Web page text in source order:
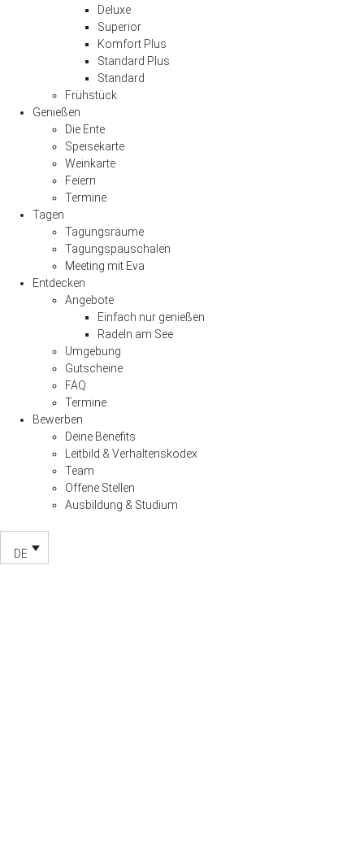
Deluxe
Superior
Komfort Plus
Standard Plus
Standard
Frühstück
Genießen
Die Ente
Speisekarte
Weinkarte
Feiern
Termine
Tagen
Tagungsräume
Tagungspauschalen
Meeting mit Eva
Entdecken
Angebote
Einfach nur genießen
Radeln am See
Umgebung
Gutscheine
FAQ
Termine
Bewerben
Deine Benefits
Leitbild & Verhaltenskodex
Team
Offene Stellen
Ausbildung & Studium
DE